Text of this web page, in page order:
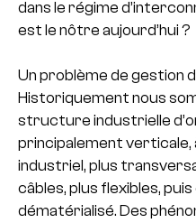
dans le régime
est le nôtre aujourd’hui ?
Un problème de gestion
Historiquement nous
structure industrielle
principalement verticale,
industriel, plus
câbles, plus flexibles, puis
dématérialisé. Des